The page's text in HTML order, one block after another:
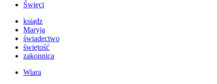
Święci
ksiądz
Maryja
świadectwo
świętość
zakonnica
Wiara